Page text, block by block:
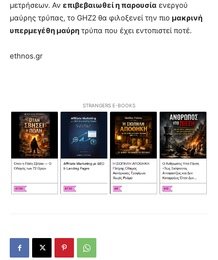
μετρήσεων. Αν επιβεβαιωθεί η παρουσία ενεργού
μαύρης τρύπας, το GHZ2 θα φιλοξενεί την πιο μακρινή
υπερμεγέθη μαύρη τρύπα που έχει εντοπιστεί ποτέ.
ethnos.gr
STRANGERS E-BOOKS